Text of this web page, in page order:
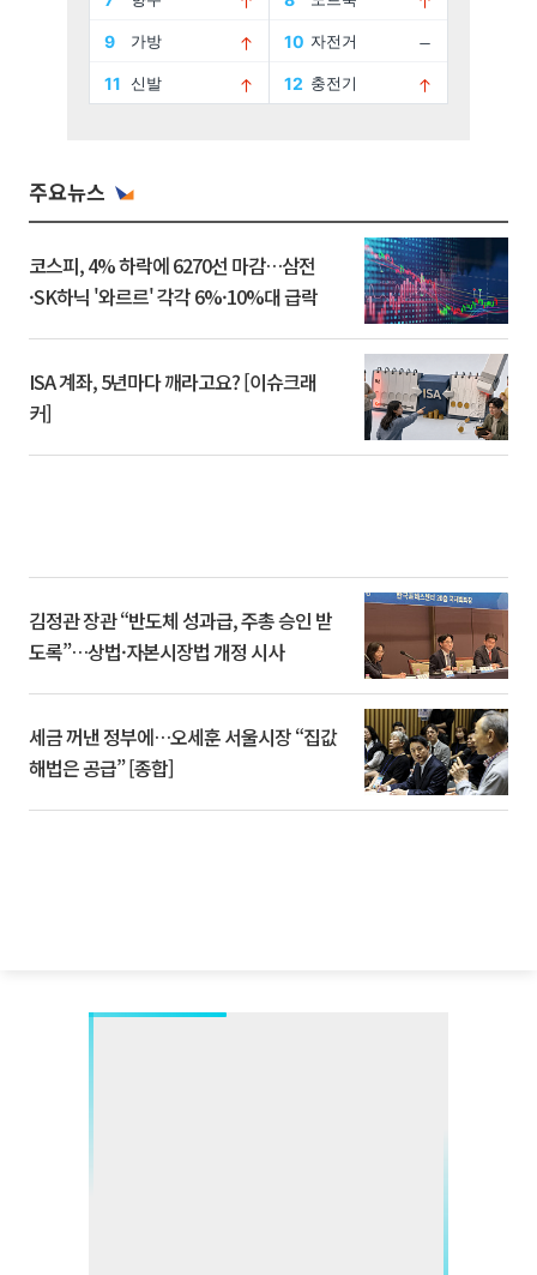
주요뉴스
코스피, 4% 하락에 6270선 마감…삼전
·SK하닉 '와르르' 각각 6%·10%대 급락
ISA 계좌, 5년마다 깨라고요? [이슈크래
커]
김정관 장관 “반도체 성과급, 주총 승인 받
도록”…상법·자본시장법 개정 시사
세금 꺼낸 정부에…오세훈 서울시장 “집값
해법은 공급” [종합]